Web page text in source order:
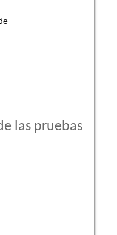
las pruebas